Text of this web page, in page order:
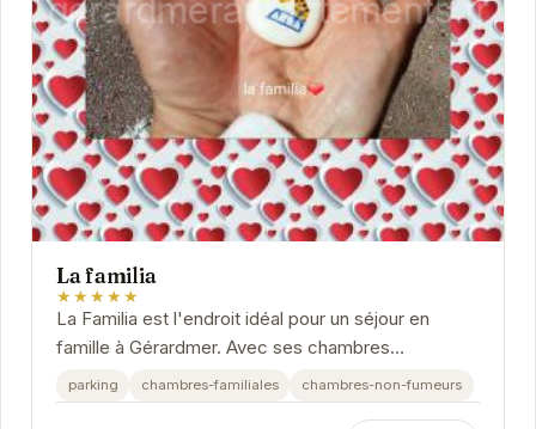
La familia
★★★★★
La Familia est l'endroit idéal pour un séjour en
famille à Gérardmer. Avec ses chambres
spacieuses et confortables, son emplacement
privilégié...
parking chambres-familiales chambres-non-fumeurs